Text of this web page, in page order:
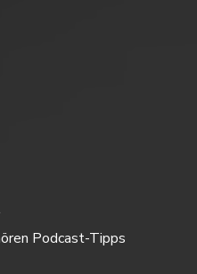
Podcast-Tipps